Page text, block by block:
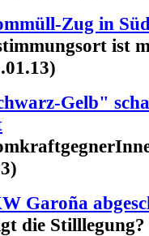
Zug in
ist
Gelb"
Garoña
die Stilllegung?